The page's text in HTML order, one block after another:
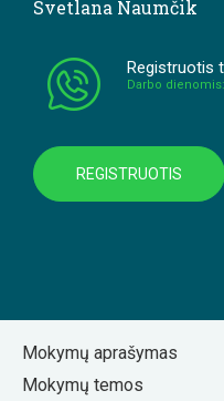
Svetlana Naumčik
Registruotis
Darbo
REGISTRUOTIS
Mokymų aprašymas
Mokymų temos